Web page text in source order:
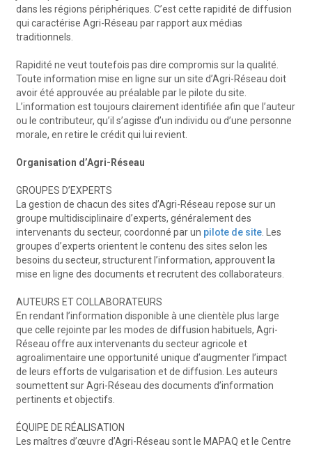
dans les régions périphériques. C’est cette rapidité de diffusion
qui caractérise Agri-Réseau par rapport aux médias
traditionnels.
Rapidité ne veut toutefois pas dire compromis sur la qualité.
Toute information mise en ligne sur un site d’Agri-Réseau doit
avoir été approuvée au préalable par le pilote du site.
L’information est toujours clairement identifiée afin que l’auteur
ou le contributeur, qu’il s’agisse d’un individu ou d’une personne
morale, en retire le crédit qui lui revient.
Organisation d’Agri-Réseau
GROUPES D’EXPERTS
La gestion de chacun des sites d’Agri-Réseau repose sur un
groupe multidisciplinaire d’experts, généralement des
intervenants du secteur, coordonné par un pilote de site . Les
groupes d’experts orientent le contenu des sites selon les
besoins du secteur, structurent l’information, approuvent la
mise en ligne des documents et recrutent des collaborateurs.
AUTEURS ET COLLABORATEURS
En rendant l’information disponible à une clientèle plus large
que celle rejointe par les modes de diffusion habituels, Agri-
Réseau offre aux intervenants du secteur agricole et
agroalimentaire une opportunité unique d’augmenter l’impact
de leurs efforts de vulgarisation et de diffusion. Les auteurs
soumettent sur Agri-Réseau des documents d’information
pertinents et objectifs.
ÉQUIPE DE RÉALISATION
Les maîtres d’œuvre d’Agri-Réseau sont le MAPAQ et le Centre